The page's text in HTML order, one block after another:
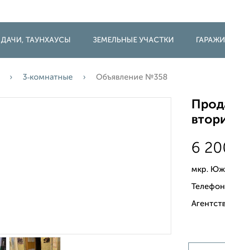
ТАУНХАУСЫ ЗЕМЕЛЬНЫЕ УЧАСТКИ
3‑комнатные Объявление №358
6
мкр.